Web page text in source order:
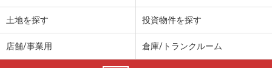
土地を探す 投資物件を探す
店舗/事業用 倉庫/トランクルーム